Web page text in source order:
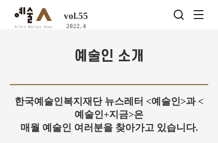
vol.55
2022. 4
예술인 소개
한국예술인복지재단 뉴스레터 <예술인>과 <
예술인+지금>은
매월 예술인 여러분을 찾아가고 있습니다.